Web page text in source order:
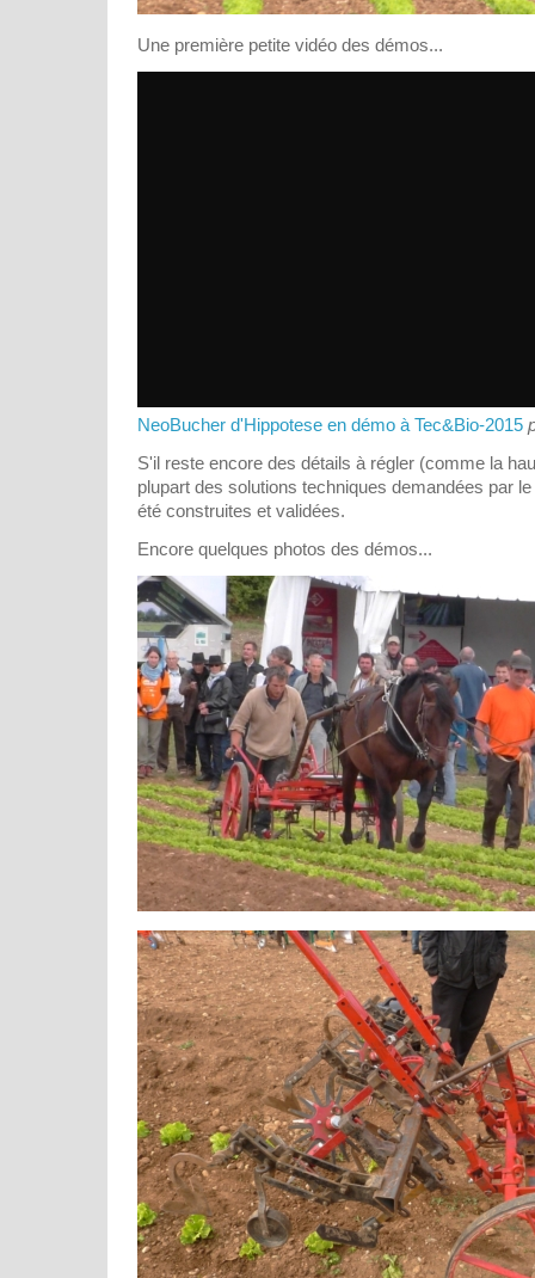
Une première petite vidéo des démos...
NeoBucher d'Hippotese en démo à Tec&Bio-2015
S'il reste encore des détails à régler (comme la
plupart des solutions techniques demandées par
été construites et validées.
Encore quelques photos des démos...